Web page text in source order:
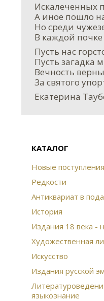
Искалеченных
А иное пошло
Но среди
В каждой почке
Пусть нас
Пусть загадка
Вечность
За святого
Екатерина
КАТАЛОГ
Новые поступления
Редкости
Антиквариат в
История
Издания 18 века -
Художественная
Искусство
Издания русской
языкознание